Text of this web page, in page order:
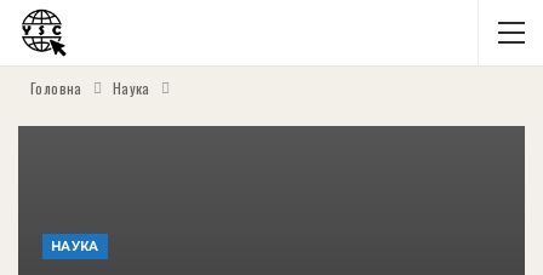
Головна Наука
НАУКА